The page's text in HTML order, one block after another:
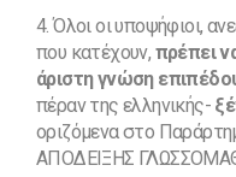
4. Όλοι οι υποψήφιοι,
που κατέχουν, πρέπει
άριστη γνώση
πέραν της ελληνικής-
οριζόμενα στο
ΑΠΟΔΕΙΞΗΣ